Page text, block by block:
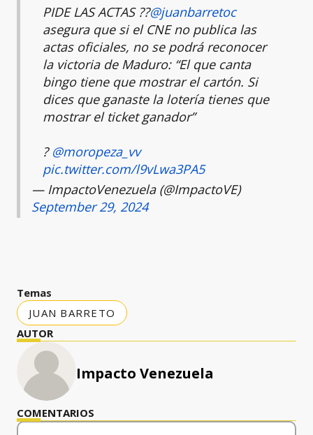
PIDE LAS ACTAS ?️?️@juanbarretoc
asegura que si el CNE no publica las
actas oficiales, no se podrá reconocer
la victoria de Maduro: “El que canta
bingo tiene que mostrar el cartón. Si
dices que ganaste la lotería tienes que
mostrar el ticket ganador”
? @moropeza_vv
pic.twitter.com/l9vLwa3PA5
— ImpactoVenezuela (@ImpactoVE)
September 29, 2024
Temas
JUAN BARRETO
AUTOR
Impacto Venezuela
COMENTARIOS